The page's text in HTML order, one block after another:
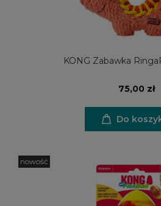
KONG Zabawka
75,00 zł
Do
nowość